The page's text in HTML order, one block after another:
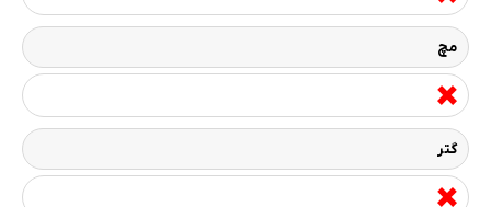
مچ
گتر